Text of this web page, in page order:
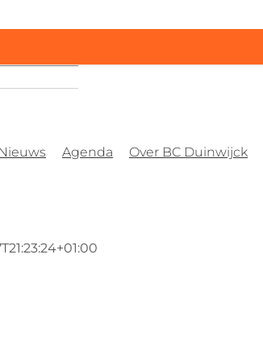
Nieuws Agenda Over BC Duinwijck